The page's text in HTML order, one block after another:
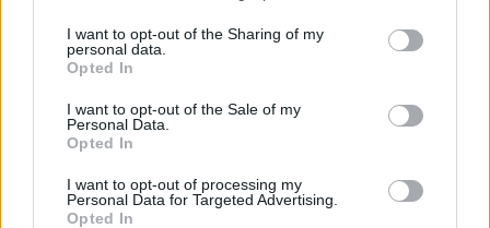
I want to opt-out of the Sharing of my
personal data.
Opted In
I want to opt-out of the Sale of my
Personal Data.
Opted In
I want to opt-out of processing my
Personal Data for Targeted Advertising.
Opted In